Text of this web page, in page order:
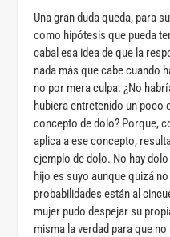
Una gran duda queda, para
como hipótesis que pueda
cabal esa idea de que la
nada más que cabe cuando
no por mera culpa. ¿No
hubiera entretenido un poco
concepto de dolo? Porque,
aplica a ese concepto,
ejemplo de dolo. No hay
hijo es suyo aunque quizá
probabilidades están al
mujer pudo despejar su
misma la verdad para que